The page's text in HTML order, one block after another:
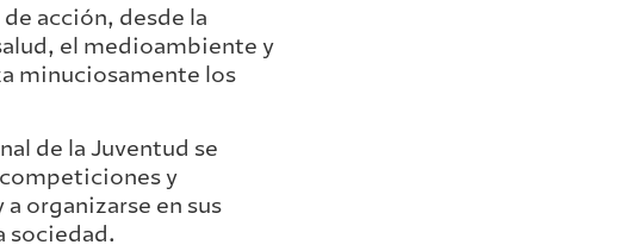
acción, desde la
el medioambiente y
minuciosamente los
de la Juventud se
y
organizarse en sus
sociedad.